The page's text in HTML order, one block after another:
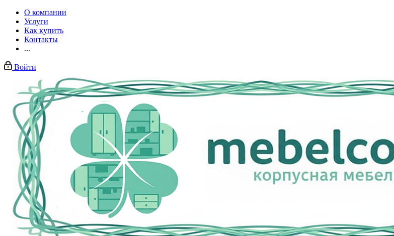
О компании
Услуги
Как купить
Контакты
...
Войти